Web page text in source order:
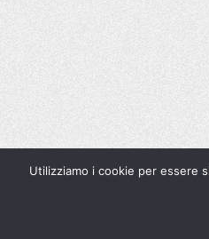
Utilizziamo i cookie per essere